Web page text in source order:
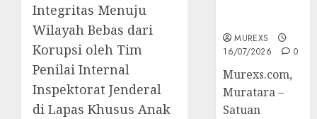
Integritas Menuju
Wilayah Bebas dari
Korupsi oleh Tim
Penilai Internal
Inspektorat Jenderal
di Lapas Khusus Anak
MUREXS
16/07/2026
0
Murexs.com,
Muratara –
Satuan